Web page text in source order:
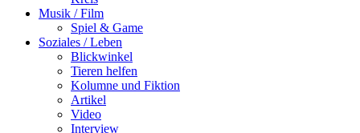
Musik / Film
Spiel & Game
Soziales / Leben
Blickwinkel
Tieren helfen
Kolumne und Fiktion
Artikel
Video
Interview